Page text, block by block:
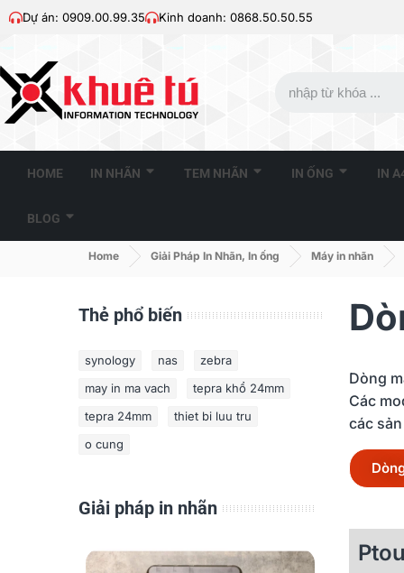
Dự án: 0909.00.99.35 Kinh doanh: 0868.50.50.55
HOME IN NHÃN TEM NHÃN IN ỐNG IN
BLOG
Home Giải Pháp In Nhãn, In ống Máy in nhãn
Thẻ phổ biến
synology nas
zebra
may in ma vach
tepra khổ 24mm
tepra 24mm
thiet bi luu tru
o cung
Giải pháp in nhãn
Dòng
Các
các